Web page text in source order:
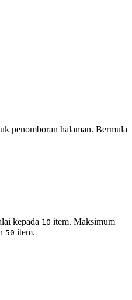
penomboran halaman. Bermula
kepada 10 item. Maksimum
50 item.